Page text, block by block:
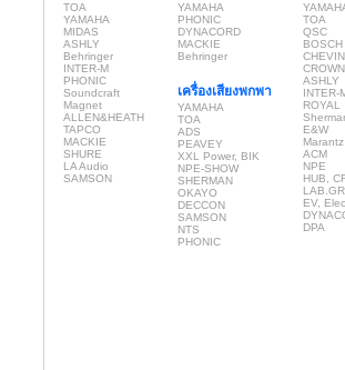
TOA
YAMAHA
MIDAS
ASHLY
Behringer
INTER-M
PHONIC
Soundcraft
Magnet
ALLEN&HEATH
TAPCO
MACKIE
SHURE
LA Audio
SAMSON
YAMAHA
PHONIC
DYNACORD
MACKIE
Behringer
เครื่องเสียงพกพา
YAMAHA
TOA
ADS
PEAVEY
XXL Power, BIK
NPE-SHOW
SHERMAN
OKAYO
DECCON
SAMSON
NTS
PHONIC
TOA
QSC
BOSCH
CHEVIN
CROWN
ASHLY
INTER-
ROYAL
E&W
Marantz
ACM
NPE
HUB,
EV,
DPA